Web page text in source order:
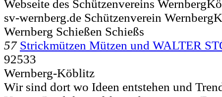
Webseite des Schützenvereins
sv-wernberg.de Schützenverein
Wernberg Schießen Schießs
57 Strickmützen Mützen und WALTER
92533
Wernberg-Köblitz
Wir sind dort wo Ideen entstehen und